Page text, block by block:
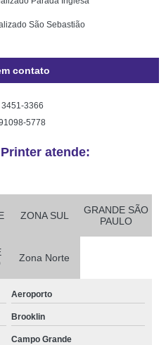
São Sebastião
contato
3366
5778
atende:
ZONA SUL
GRANDE SÃO
PAULO
Zona Norte
Aeroporto
Brooklin
Campo Grande